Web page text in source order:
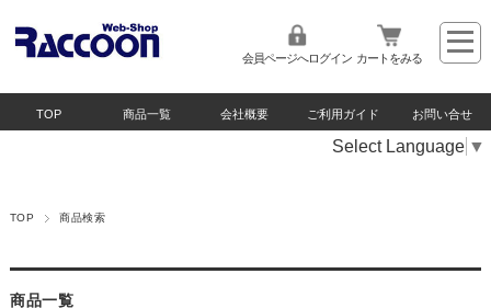
会員ページへログイン カートをみる
TOP 商品一覧 会社概要 ご利用ガイド お問い合せ
Select Language ▼
TOP 商品検索
商品一覧